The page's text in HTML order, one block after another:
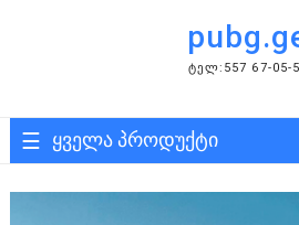
ᲢᲔᲚ:557 67-05-
ყველა პროდუქტი